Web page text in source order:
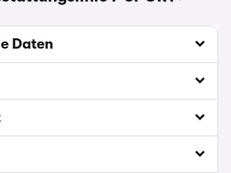
Daten